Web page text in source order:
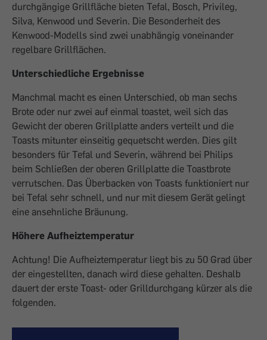
durchgängige Grillfläche bieten Tefal, Bosch, Privileg,
Silva, Kenwood und Severin. Die Besonderheit des
Kenwood-Modells sind zwei unabhängig voneinander
regelbare Grillflächen.
Unterschiedliche Ergebnisse
Manchmal macht es einen Unterschied, ob man sechs
Brote oder nur zwei auf einmal toastet, weil sich das
Gewicht der oberen Grillplatte anders verteilt und die
Toasts mitunter einseitig gequetscht werden. Dies gilt
besonders für Tefal und Severin, während bei Philips
beim Schließen der oberen Grillplatte die Toastbrote
verrutschen. Das Überbacken von Toasts funktioniert nur
bei Tefal sehr schnell, und nur mit diesem Gerät gelingt
eine ansehnliche Bräunung.
Höhere Aufheiztemperatur
Achtung! Die Aufheiztemperatur liegt bis zu 50 Grad über
der eingestellten, danach wird diese gehalten. Deshalb
dauert der erste Toast- oder Grilldurchgang kürzer als die
folgenden.